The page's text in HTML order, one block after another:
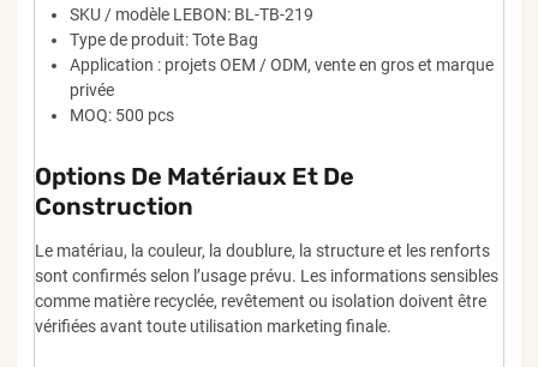
SKU / modèle LEBON: BL-TB-219
Type de produit: Tote Bag
Application : projets OEM / ODM, vente en gros et marque
privée
MOQ: 500 pcs
Options De Matériaux Et De
Construction
Le matériau, la couleur, la doublure, la structure et les renforts
sont confirmés selon l’usage prévu. Les informations sensibles
comme matière recyclée, revêtement ou isolation doivent être
vérifiées avant toute utilisation marketing finale.